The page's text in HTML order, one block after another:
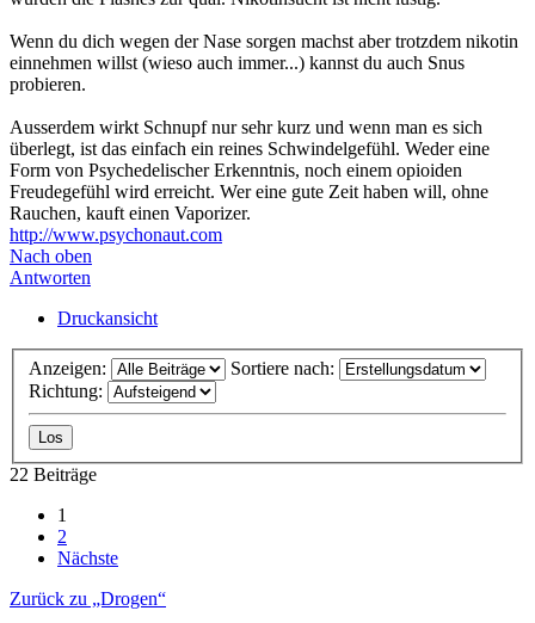
Wenn du dich wegen der Nase sorgen machst aber trotzdem nikotin
einnehmen willst (wieso auch immer...) kannst du auch Snus
probieren.
Ausserdem wirkt Schnupf nur sehr kurz und wenn man es sich
überlegt, ist das einfach ein reines Schwindelgefühl. Weder eine
Form von Psychedelischer Erkenntnis, noch einem opioiden
Freudegefühl wird erreicht. Wer eine gute Zeit haben will, ohne
Rauchen, kauft einen Vaporizer.
http://www.psychonaut.com
Nach oben
Antworten
Druckansicht
Anzeigen:
Sortiere nach:
Richtung:
22 Beiträge
1
2
Nächste
Zurück zu „Drogen“